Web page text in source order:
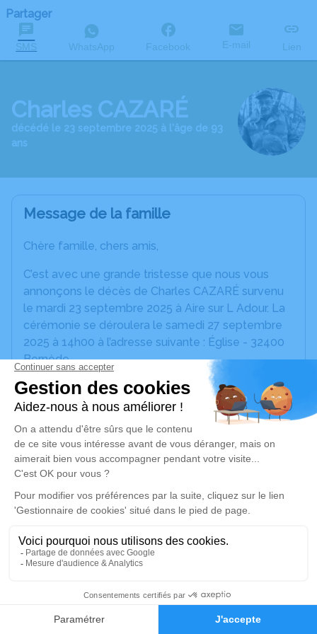
Faire-part Hommages
Partager
SMS WhatsApp Facebook E-mail Lien
Charles CAZARÉ
décédé le 23 septembre 2025 à l'âge de 93
ans
Message de la famille
Chère famille, chers amis,
C’est avec une grande tristesse que nous vous
annonçons le décès de Charles CAZARÉ survenu
le mardi 23 septembre 2025 à Aire sur L Adour. La
cérémonie se déroulera le samedi 27 septembre
2025 à 14h00 à l’adresse suivante : Église - 32400
Bernède.
Nous vous invitons à utiliser cet espace pour
laisser vos condoléances, partager des photos
souvenirs, une anecdote ou exprimer vos pensées
à travers des poèmes ou des textes. Cet endroit
est un lieu d'expression dédié à honorer la
mémoire de Charles CAZARÉ.
Je rends hommage
Cérémonie religieuse
Église de Bernède